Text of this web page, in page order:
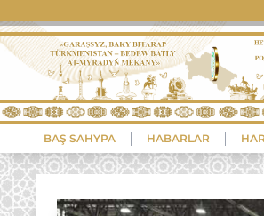
BAŞ SAHYPA HABARLAR